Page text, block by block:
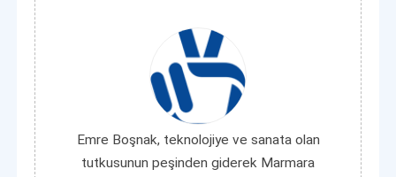
Emre Boşnak, teknolojiye ve sanata olan
tutkusunun peşinden giderek Marmara